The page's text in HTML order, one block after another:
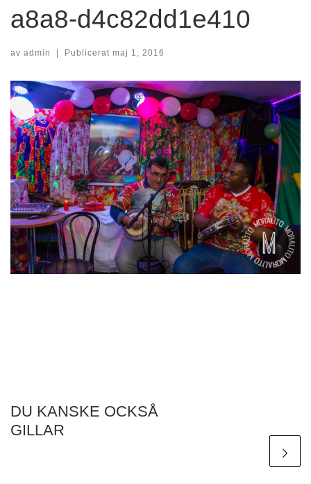
a8a8-d4c82dd1e410
av admin | Publicerat maj 1, 2016
DU KANSKE OCKSÅ
GILLAR